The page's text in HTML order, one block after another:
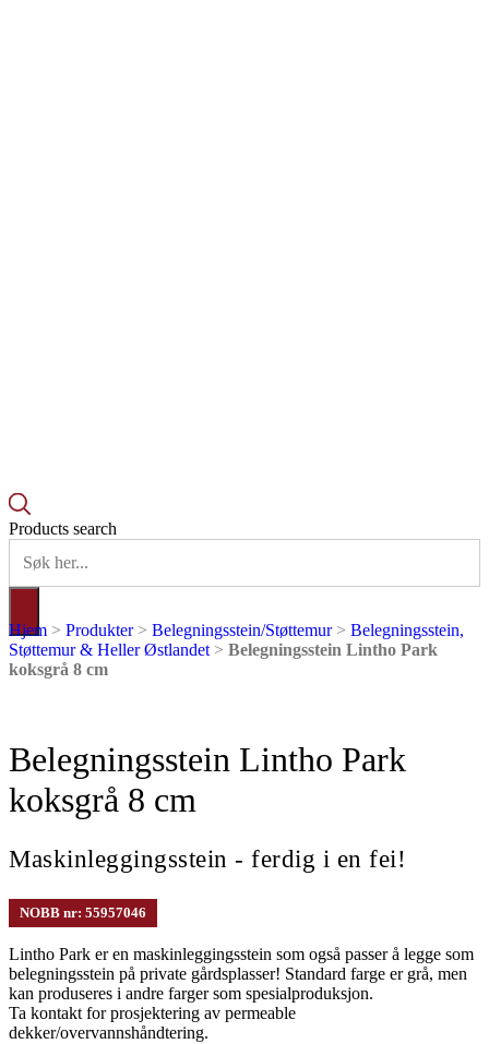
Products search
Hjem > Produkter> Belegningsstein/Støttemur> Belegningsstein,
Støttemur & Heller Østlandet > Belegningsstein Lintho Park
koksgrå 8 cm
Belegningsstein Lintho Park
koksgrå 8 cm
Maskinleggingsstein - ferdig i en fei!
NOBB nr: 55957046
Lintho Park er en maskinleggingsstein som også passer å legge som
belegningsstein på private gårdsplasser! Standard farge er grå, men
kan produseres i andre farger som spesialproduksjon.
Ta kontakt for prosjektering av permeable
dekker/overvannshåndtering.